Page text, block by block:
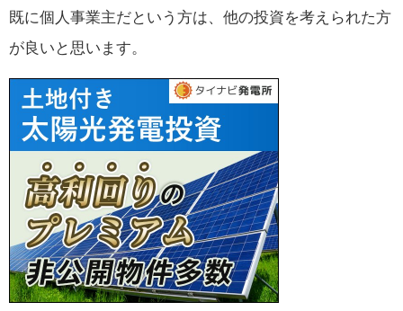
既に個人事業主だという方は、他の投資を考えられた方
が良いと思います。